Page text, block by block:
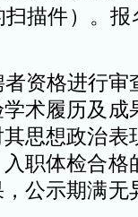
描件）。
资格进行
术履历及成
思想政治表
职体检合格
公示期满无